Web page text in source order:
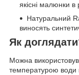
якісні малюнки в
Натуральний
виносять
Як
Можна
температурою води